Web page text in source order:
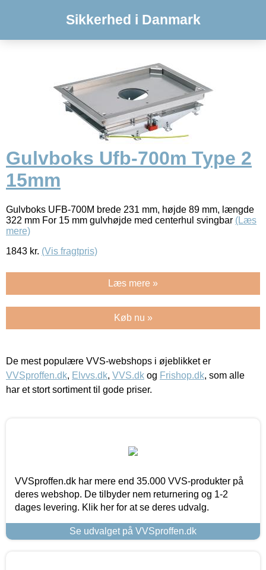
Sikkerhed i Danmark
Gulvboks Ufb-700m Type 2
15mm
Gulvboks UFB-700M brede 231 mm, højde 89 mm, længde
322 mm For 15 mm gulvhøjde med centerhul svingbar (Læs
mere)
1843 kr. (Vis fragtpris)
Læs mere »
Køb nu »
De mest populære VVS-webshops i øjeblikket er
VVSproffen.dk, Elvvs.dk, VVS.dk og Frishop.dk, som alle
har et stort sortiment til gode priser.
VVSproffen.dk har mere end 35.000 VVS-produkter på
deres webshop. De tilbyder nem returnering og 1-2
dages levering. Klik her for at se deres udvalg.
Se udvalget på VVSproffen.dk